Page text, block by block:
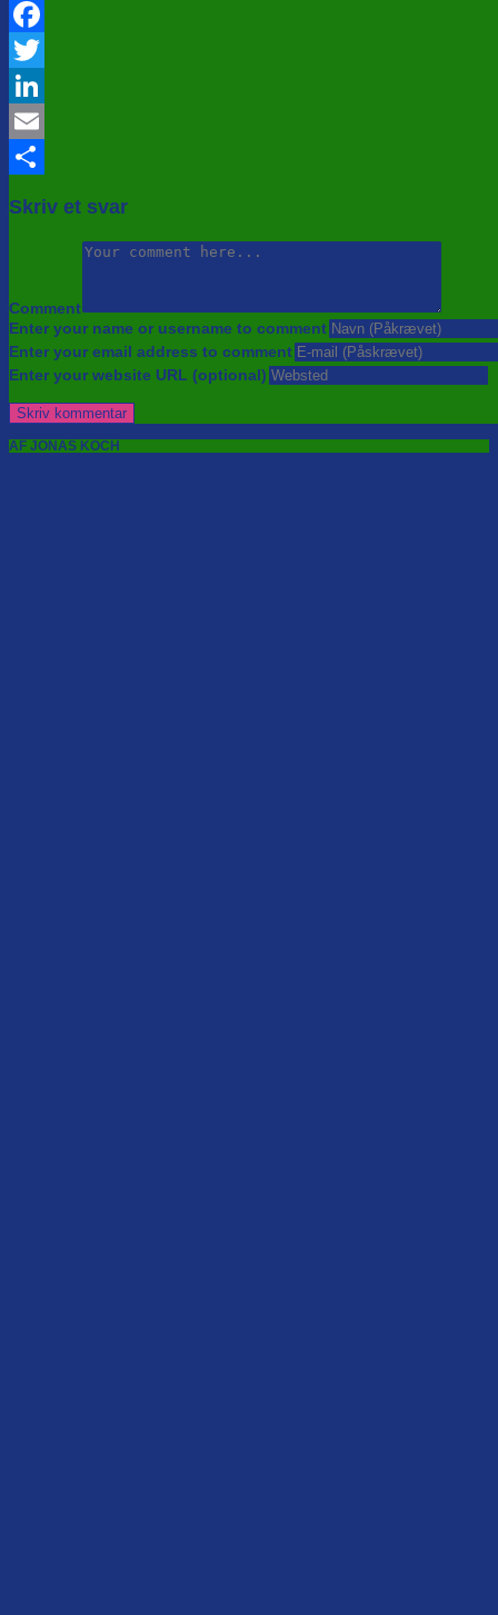
Facebook
Twitter
LinkedIn
Email
Skriv et svar
Comment
Enter your name or username to comment
Enter your email address to comment
Enter your website URL (optional)
AF JONAS KOCH